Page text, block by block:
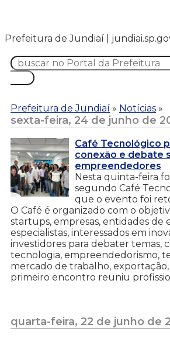
Prefeitura de Jundiaí |
Prefeitura de Jundiaí » Notícias »
sexta-feira, 24 de junho de
Café Tecnológico
conexão e debate
empreendedores
Nesta quinta-feira
segundo Café
que o evento foi
O Café é organizado com o
startups, empresas, entidades de
especialistas, interessados em
investidores para debater temas,
tecnologia, empreendedorismo,
mercado de trabalho,
primeiro encontro reuniu
quarta-feira, 22 de junho de